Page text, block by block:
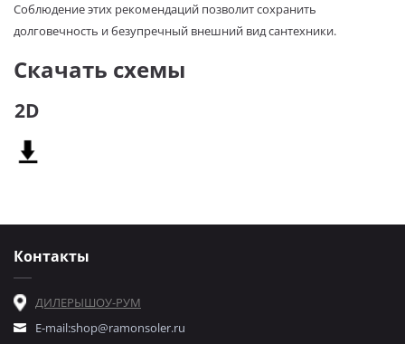
Соблюдение этих рекомендаций позволит сохранить
долговечность и безупречный внешний вид сантехники.
Скачать схемы
2D
Контакты
ДИЛЕРЫШОУ-РУМ
E-mail:shop@ramonsoler.ru